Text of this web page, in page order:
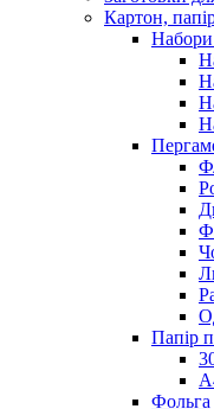
Картон,
Папір
Фольга